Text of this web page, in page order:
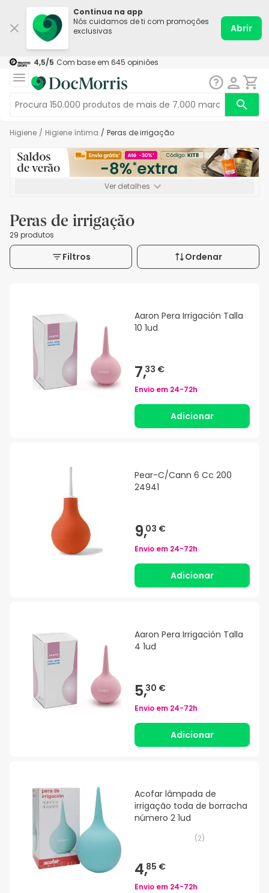
Continua na app
Nós cuidamos de ti com promoções
exclusivas
Abrir
4,5/5 Com base em 645 opiniões
Higiene / Higiene íntima / Peras de irrigação
Ver detalhes
Peras de irrigação
29 produtos
Filtros Ordenar
Aaron Pera Irrigación Talla
10 1ud
7,33 €
Envio em 24-72h
Adicionar
Pear-C/Cann 6 Cc 200
24941
9,03 €
Envio em 24-72h
Adicionar
Aaron Pera Irrigación Talla
4 1ud
5,30 €
Envio em 24-72h
Adicionar
Acofar lâmpada de
irrigação toda de borracha
número 2 1ud
(2)
4,85 €
Envio em 24-72h